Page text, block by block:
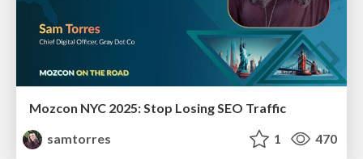
Mozcon NYC 2025: Stop Losing SEO Traffic
samtorres
1 470